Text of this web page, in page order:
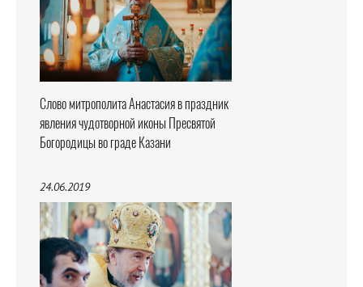
Слово митрополита Анастасия в праздник
явления чудотворной иконы Пресвятой
Богородицы во граде Казани
24.06.2019